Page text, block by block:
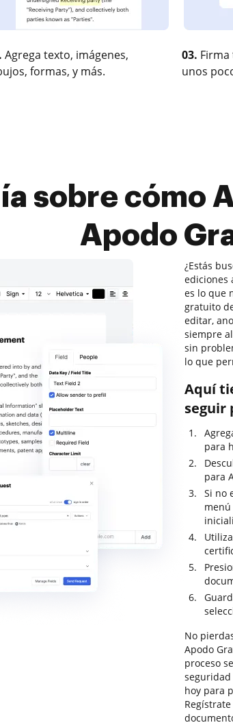
Agrega texto, imágenes,
formas, y más.
03.
unos
sobre cómo
Apodo
¿Estás
ediciones
es lo que
gratuito
editar,
siempre
sin
lo que
Aquí
seguir
para
para
Si no
No
Apodo
proceso
hoy para